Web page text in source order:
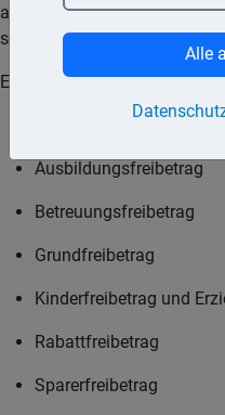
auch im
sowie im Rahmen der
Einige Freibeträge sind:
Freibetrag bei den
Ausbildungsfreibetrag
Betreuungsfreibetrag
Grundfreibetrag
Kinderfreibetrag und
Rabattfreibetrag
Sparerfreibetrag
Alle